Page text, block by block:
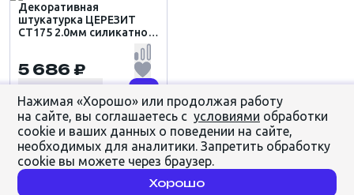
Декоративная
штукатурка ЦЕРЕЗИТ
CT175 2.0мм силикатно-
5 686 ₽
Нажимая «Хорошо» или продолжая работу
на сайте, вы соглашаетесь с условиями обработки
cookie и ваших данных о поведении на сайте,
необходимых для аналитики. Запретить обработку
cookie вы можете через браузер.
Хорошо